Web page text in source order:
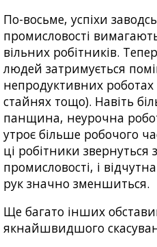
По-восьме, успіхи
промисловості
вільних робітників.
людей затримується
непродуктивних
стайнях тощо). Навіть
панщина, неурочна
утроє більше робочого
ці робітники звернуться
промисловості, і
рук значно зменшиться.
Ще багато інших
якнайшвидшого